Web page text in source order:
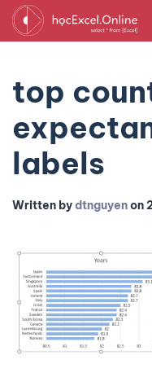
top
labels
Written bydtnguyenon